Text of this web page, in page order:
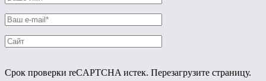
Срок проверки reCAPTCHA истек. Перезагрузите страницу.